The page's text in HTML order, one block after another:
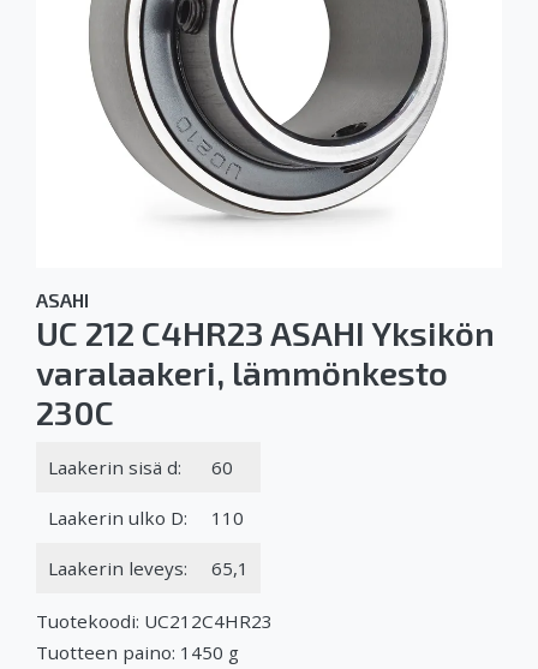
ASAHI
UC 212 C4HR23 ASAHI Yksikön
varalaakeri, lämmönkesto
230C
Laakerin sisä d: 60
Laakerin ulko D: 110
Laakerin leveys: 65,1
Tuotekoodi: UC212C4HR23
Tuotteen paino: 1450 g